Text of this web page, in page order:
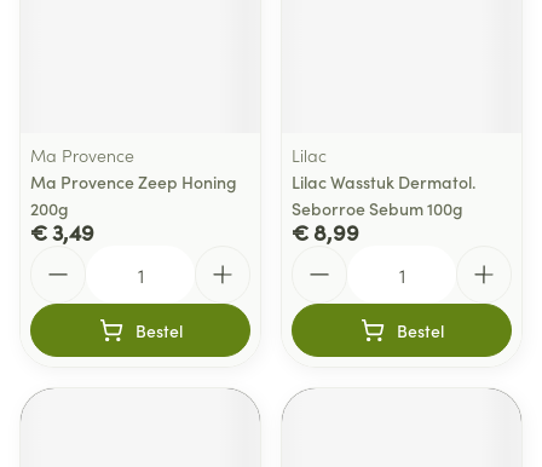
Ma Provence
Ma Provence Zeep Honing
200g
€ 3,49
Bestel
Lilac
Lilac Wasstuk Dermatol.
Seborroe Sebum 100g
€ 8,99
Bestel